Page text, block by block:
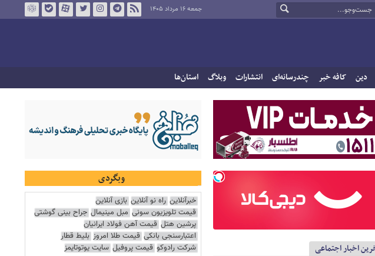
جمعه ۱۶ مرداد ۱۴۰۵
دین کافه خبر چندرسانه‌ای انتشارات وبلاگ استان‌ها
اخبار اجتماعی
وبگردی
خبرآنلاین راه نو آنلاین بازی آنلاین
قیمت تلویزیون سونی مبل مینیمال جراح بینی گوشتی
پرشین هتل قیمت آهن فولاد ایرانیان
اعتبارسنجی بانکی قیمت طلا امروز بلیط قطار
شرکت رادوکو قیمت پروفیل سایت یوتوتایمز